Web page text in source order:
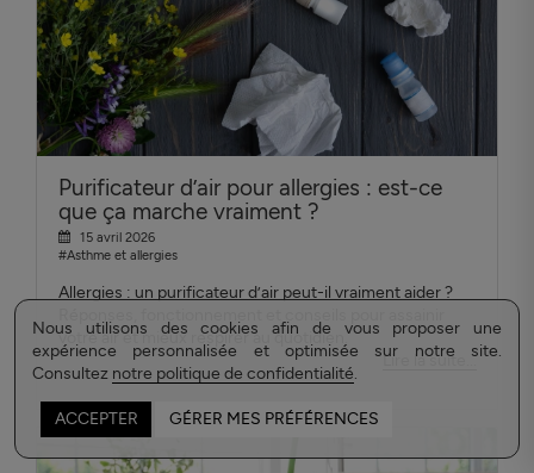
Nous utilisons des cookies afin de vous proposer une
expérience personnalisée et optimisée sur notre site.
Consultez notre politique de confidentialité.
ACCEPTER GÉRER MES PRÉFÉRENCES
Purificateur d’air pour allergies : est-ce
que ça marche vraiment ?
15 avril 2026
#Asthme et allergies
Allergies : un purificateur d’air peut-il vraiment aider ?
votre air et mieux respirer au quotidien.
Lire la suite...